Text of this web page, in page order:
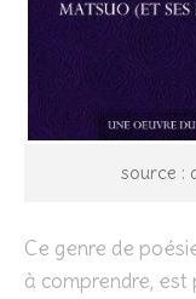
source :
Ce genre de
à comprendre, est